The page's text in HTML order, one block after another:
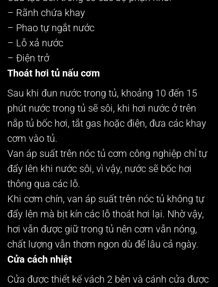
– Rãnh chứa khay
– Phao tự ngắt nước
– Lỗ xả nước
– Điện trở
Thoát hơi tủ nấu cơm
Sau khi đun nước trong tủ, khoảng 10 đến 15
phút nước trong tủ sẽ sôi, khi hơi nước ở trên
nắp tủ bốc hơi, tắt gas hoặc điện, đưa các khay
cơm vào tủ.
Van áp suất trên nóc tủ cơm công nghiệp chỉ tự
đẩy lên khi nước sôi, vì vậy, nước sẽ bốc hơi
thông qua các lỗ.
Khi cơm chín, van áp suất trên nóc tủ không tự
đẩy lên mà bịt kín các lỗ thoát hơi lại. Nhờ vậy,
hơi vẫn được giữ trong tủ nên cơm vẫn nóng,
chất lượng vẫn thơm ngon dù để lâu cả ngày.
Cửa cách nhiệt
Cửa được thiết kế vách 2 bên và cánh cửa được